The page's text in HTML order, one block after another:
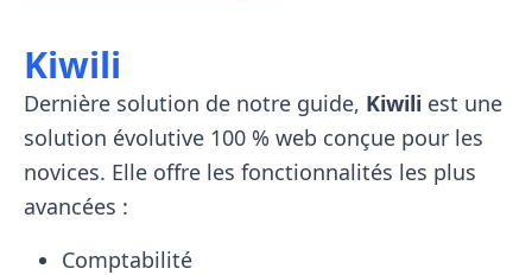
Kiwili
Dernière solution de notre guide, Kiwili est une
solution évolutive 100 % web conçue pour les
novices. Elle offre les fonctionnalités les plus
avancées :
Comptabilité